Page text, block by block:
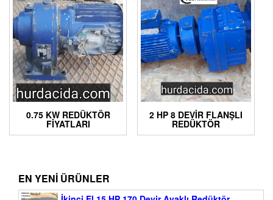
0.75 KW REDÜKTÖR
FIYATLARI
2 HP 8 DEVIR FLANŞLI
REDÜKTÖR
EN YENI ÜRÜNLER